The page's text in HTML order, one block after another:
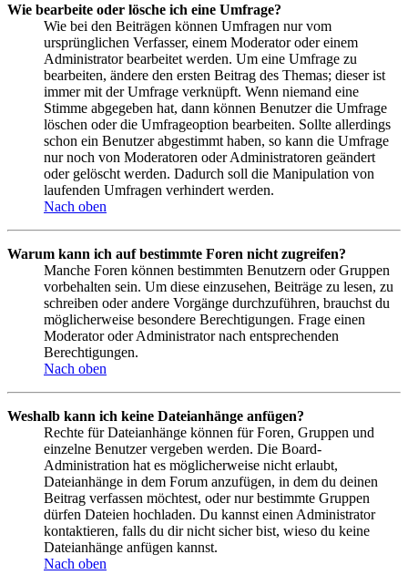
Wie bearbeite oder lösche ich eine Umfrage?
Wie bei den Beiträgen können Umfragen nur vom
ursprünglichen Verfasser, einem Moderator oder einem
Administrator bearbeitet werden. Um eine Umfrage zu
bearbeiten, ändere den ersten Beitrag des Themas; dieser ist
immer mit der Umfrage verknüpft. Wenn niemand eine
Stimme abgegeben hat, dann können Benutzer die Umfrage
löschen oder die Umfrageoption bearbeiten. Sollte allerdings
schon ein Benutzer abgestimmt haben, so kann die Umfrage
nur noch von Moderatoren oder Administratoren geändert
oder gelöscht werden. Dadurch soll die Manipulation von
laufenden Umfragen verhindert werden.
Nach oben
Warum kann ich auf bestimmte Foren nicht zugreifen?
Manche Foren können bestimmten Benutzern oder Gruppen
vorbehalten sein. Um diese einzusehen, Beiträge zu lesen, zu
schreiben oder andere Vorgänge durchzuführen, brauchst du
möglicherweise besondere Berechtigungen. Frage einen
Moderator oder Administrator nach entsprechenden
Berechtigungen.
Nach oben
Weshalb kann ich keine Dateianhänge anfügen?
Rechte für Dateianhänge können für Foren, Gruppen und
einzelne Benutzer vergeben werden. Die Board-
Administration hat es möglicherweise nicht erlaubt,
Dateianhänge in dem Forum anzufügen, in dem du deinen
Beitrag verfassen möchtest, oder nur bestimmte Gruppen
dürfen Dateien hochladen. Du kannst einen Administrator
kontaktieren, falls du dir nicht sicher bist, wieso du keine
Dateianhänge anfügen kannst.
Nach oben